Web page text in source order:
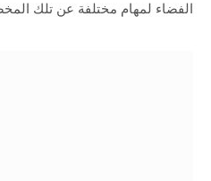
الفضاء لمهام مختلفة عن تلك